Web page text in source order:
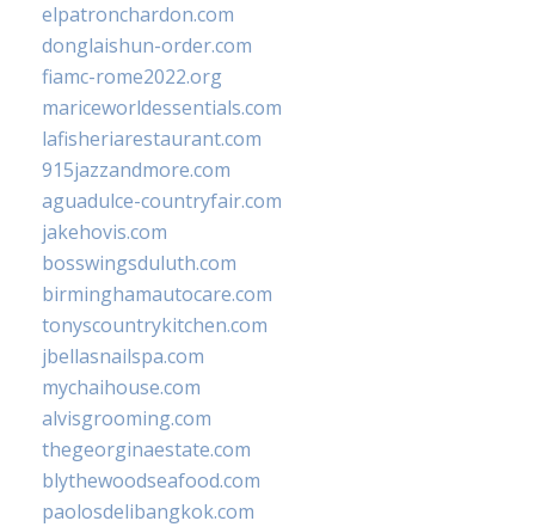
elpatronchardon.com
donglaishun-order.com
fiamc-rome2022.org
mariceworldessentials.com
lafisheriarestaurant.com
915jazzandmore.com
aguadulce-countryfair.com
jakehovis.com
bosswingsduluth.com
birminghamautocare.com
tonyscountrykitchen.com
jbellasnailspa.com
mychaihouse.com
alvisgrooming.com
thegeorginaestate.com
blythewoodseafood.com
paolosdelibangkok.com